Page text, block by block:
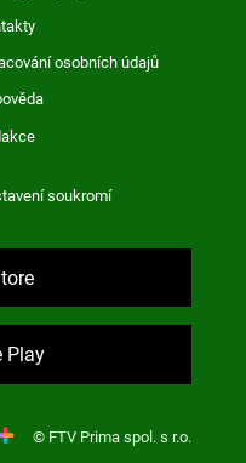
osobních údajů
soukromí
Play
© FTV Prima spol. s r.o.